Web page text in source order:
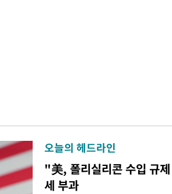
오늘의 헤드라인
"美, 폴리실리콘 수입 규
세 부과